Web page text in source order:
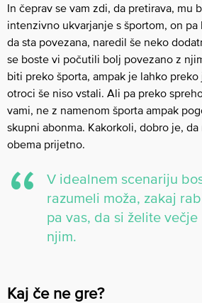
In čeprav se vam zdi, da pretirava, mu
intenzivno ukvarjanje s športom, on pa
da sta povezana, naredil še neko
se boste vi počutili bolj povezano z
biti preko športa, ampak je lahko
otroci še niso vstali. Ali pa preko
vami, ne z namenom športa ampak
skupni abonma. Kakorkoli, dobro je,
obema prijetno.
V idealnem scenariju
razumeli moža, zakaj
pa vas, da si želite večje
njim.
Kaj če ne gre?